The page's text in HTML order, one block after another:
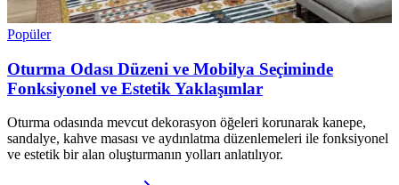
Popüler
Oturma Odası Düzeni ve Mobilya Seçiminde
Fonksiyonel ve Estetik Yaklaşımlar
Oturma odasında mevcut dekorasyon öğeleri korunarak kanepe,
sandalye, kahve masası ve aydınlatma düzenlemeleri ile fonksiyonel
ve estetik bir alan oluşturmanın yolları anlatılıyor.